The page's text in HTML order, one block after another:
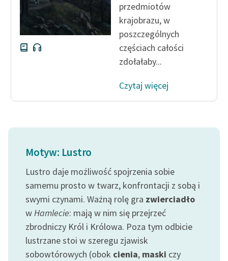
E-kolekcja lektur
szkolnych i literatury do
słuchania dla uczennic i
uczniów z
Kolekcje edukacyjne
twórców przechodzących
do domeny publicznej,
lektur szkolnych oraz
Starego Testamentu
Odkurzamy bohaterów
Szkoła Poezji Wolnych
przedmiotów
krajobrazu, w
poszczególnych
częściach całości
zdołałaby...
Czytaj więcej
Motyw: Lustro
Lustro daje możliwość spojrzenia sobie
samemu prosto w twarz, konfrontacji z sobą i
swymi czynami. Ważną rolę gra zwierciadło
wHamlecie: mają w nim się przejrzeć
zbrodniczy Król i Królowa. Poza tym odbicie
lustrzane stoi w szeregu zjawisk
sobowtórowych (obok cienia, maski czy